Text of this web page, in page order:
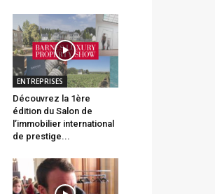
ENTREPRISES
Découvrez la 1ère
édition du Salon de
l’immobilier international
de prestige...